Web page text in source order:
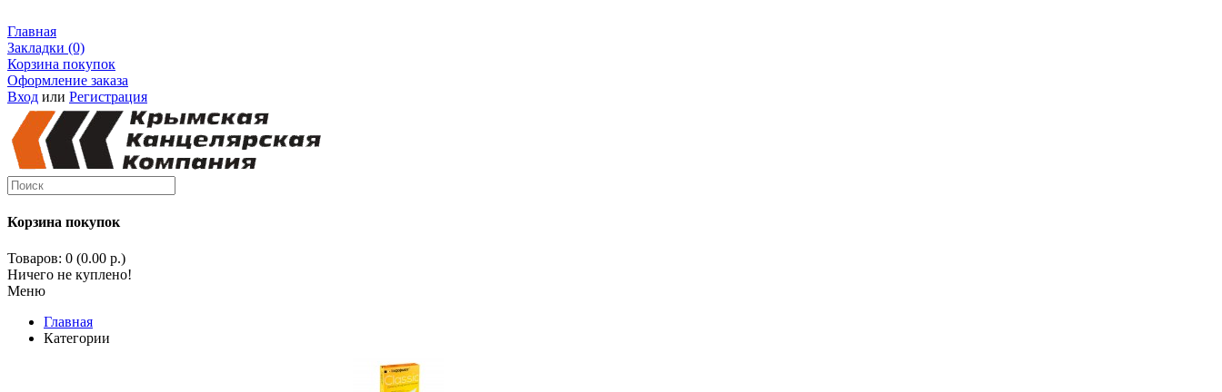
Главная
Закладки (0)
Корзина покупок
Оформление заказа
Вход или Регистрация
Корзина покупок
Товаров: 0 (0.00 р.)
Ничего не куплено!
Меню
Главная
Категории